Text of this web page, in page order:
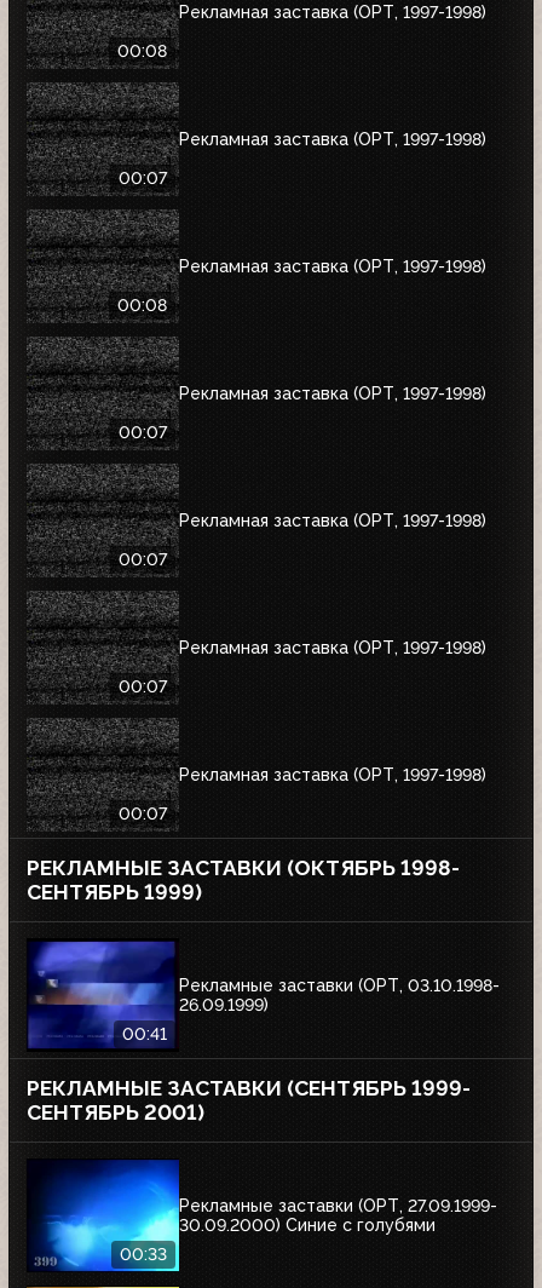
00:08
Рекламная заставка (ОРТ, 1997-1998)
00:07
Рекламная заставка (ОРТ, 1997-1998)
00:08
Рекламная заставка (ОРТ, 1997-1998)
00:07
Рекламная заставка (ОРТ, 1997-1998)
00:07
Рекламная заставка (ОРТ, 1997-1998)
00:07
Рекламная заставка (ОРТ, 1997-1998)
00:07
Рекламная заставка (ОРТ, 1997-1998)
РЕКЛАМНЫЕ ЗАСТАВКИ (ОКТЯБРЬ 1998-
СЕНТЯБРЬ 1999)
00:41
Рекламные заставки (ОРТ, 03.10.1998-
26.09.1999)
РЕКЛАМНЫЕ ЗАСТАВКИ (СЕНТЯБРЬ 1999-
СЕНТЯБРЬ 2001)
00:33
Рекламные заставки (ОРТ, 27.09.1999-
30.09.2000) Синие с голубями